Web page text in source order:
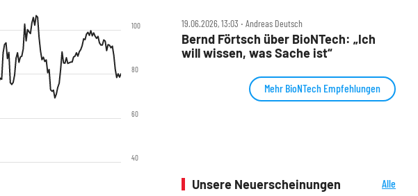
40
60
80
100 19.06.2026, 13:03 ‧ Andreas Deutsch
Bernd Förtsch über BioNTech: „Ich
will wissen, was Sache ist“
Mehr BioNTech Empfehlungen
Unsere Neuerscheinungen
Alle